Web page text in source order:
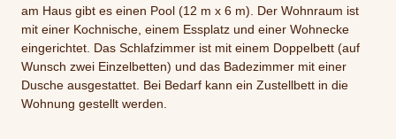
am Haus gibt es einen Pool (12 m x 6 m). Der Wohnraum ist
mit einer Kochnische, einem Essplatz und einer Wohnecke
eingerichtet. Das Schlafzimmer ist mit einem Doppelbett (auf
Wunsch zwei Einzelbetten) und das Badezimmer mit einer
Dusche ausgestattet. Bei Bedarf kann ein Zustellbett in die
Wohnung gestellt werden.